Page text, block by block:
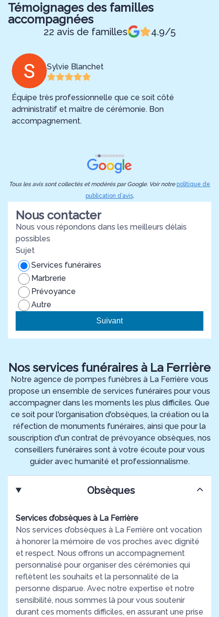
Témoignages des familles
accompagnées
22 avis de familles 4.9/5
Sylvie Blanchet
Équipe très professionnelle que ce soit côté
administratif et maître de cérémonie. Bon
accompagnement.
Tous les avis sont collectés et modérés par Google. Voir notre politique de
publication d’avis.
Nous contacter
Nous vous répondons dans les meilleurs délais
possibles
Sujet
Services funéraires
Marbrerie
Prévoyance
Autre
Suivant
Nos services funéraires à La Ferrière
Notre agence de pompes funèbres à La Ferrière vous
propose un ensemble de services funéraires pour vous
accompagner dans les moments les plus difficiles. Que
ce soit pour l'organisation d'obsèques, la création ou la
réfection de monuments funéraires, ainsi que pour la
souscription d'un contrat de prévoyance obsèques, nos
conseillers funéraires sont à votre écoute pour vous
guider avec humanité et professionnalisme.
Obsèques
Services d’obsèques à La Ferrière
Nos services d’obsèques à La Ferrière ont vocation
à honorer la mémoire de vos proches avec dignité
et respect. Nous offrons un accompagnement
personnalisé pour organiser des cérémonies qui
reflètent les souhaits et la personnalité de la
personne disparue. Avec notre expertise et notre
sensibilité, nous sommes là pour vous soutenir
durant ces moments difficiles, en assurant une prise